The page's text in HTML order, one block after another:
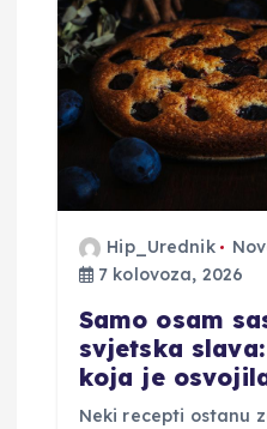
a
o
b
Hip_Urednik
7 kolovoza, 2026
Samo osam
svjetska
koja je
Neki recepti ostanu